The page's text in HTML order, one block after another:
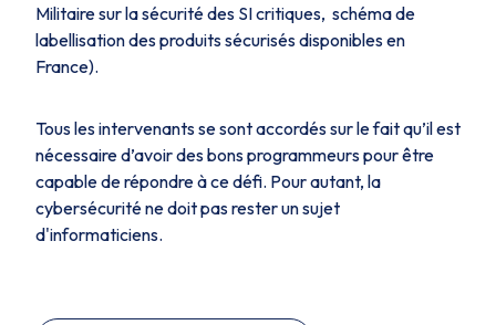
Militaire sur la sécurité des SI critiques, schéma de
labellisation des produits sécurisés disponibles en
France).
Tous les intervenants se sont accordés sur le fait qu’il est
nécessaire d’avoir des bons programmeurs pour être
capable de répondre à ce défi. Pour autant, la
cybersécurité ne doit pas rester un sujet
d'informaticiens.